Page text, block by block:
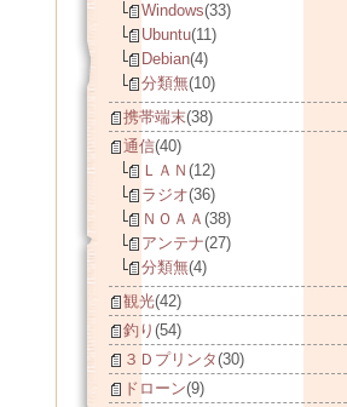
Windows(33)
Ubuntu(11)
Debian(4)
分類無(10)
携帯端末(38)
通信(40)
ＬＡＮ (12)
ラジオ(36)
ＮＯＡＡ (38)
アンテナ(27)
分類無(4)
観光(42)
釣り (54)
３Ｄプリンタ(30)
ドローン(9)